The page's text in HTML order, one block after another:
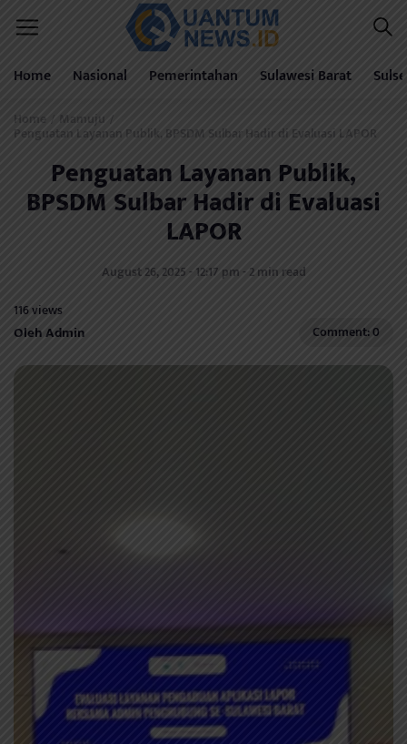
Home Nasional Pemerintahan Sulawesi Barat
Home / Mamuju /
Penguatan Layanan Publik, BPSDM Sulbar Hadir di Evaluasi LAPOR
Penguatan Layanan Publik,
BPSDM Sulbar Hadir di Evaluasi
LAPOR
August 26, 2025 - 12:17 pm - 2 min read
116 views
Oleh Admin Comment: 0